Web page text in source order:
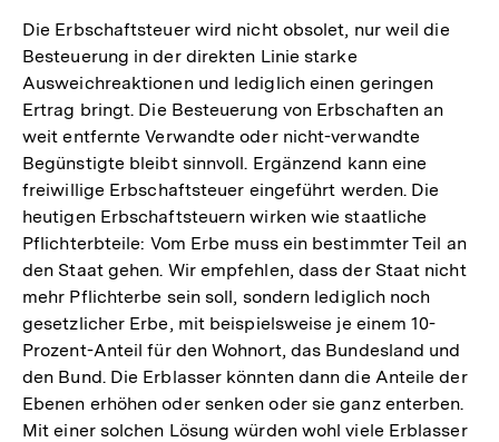
Die Erbschaftsteuer wird nicht obsolet, nur weil die
Besteuerung in der direkten Linie starke
Ausweichreaktionen und lediglich einen geringen
Ertrag bringt. Die Besteuerung von Erbschaften an
weit entfernte Verwandte oder nicht-verwandte
Begünstigte bleibt sinnvoll. Ergänzend kann eine
freiwillige Erbschaftsteuer eingeführt werden. Die
heutigen Erbschaftsteuern wirken wie staatliche
Pflichterbteile: Vom Erbe muss ein bestimmter Teil an
den Staat gehen. Wir empfehlen, dass der Staat nicht
mehr Pflichterbe sein soll, sondern lediglich noch
gesetzlicher Erbe, mit beispielsweise je einem 10-
Prozent-Anteil für den Wohnort, das Bundesland und
den Bund. Die Erblasser könnten dann die Anteile der
Ebenen erhöhen oder senken oder sie ganz enterben.
Mit einer solchen Lösung würden wohl viele Erblasser